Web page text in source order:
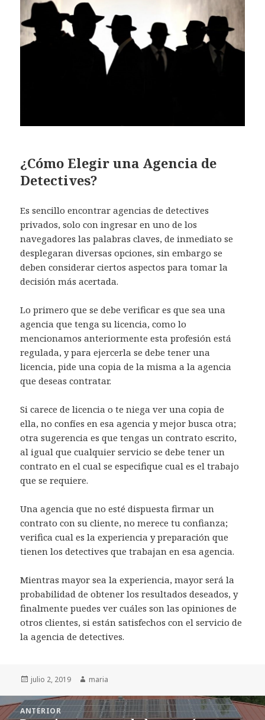
¿Cómo Elegir una Agencia de
Detectives?
Es sencillo encontrar agencias de detectives
privados, solo con ingresar en uno de los
navegadores las palabras claves, de inmediato se
desplegaran diversas opciones, sin embargo se
deben considerar ciertos aspectos para tomar la
decisión más acertada.
Lo primero que se debe verificar es que sea una
agencia que tenga su licencia, como lo
mencionamos anteriormente esta profesión está
regulada, y para ejercerla se debe tener una
licencia, pide una copia de la misma a la agencia
que deseas contratar.
Si carece de licencia o te niega ver una copia de
ella, no confíes en esa agencia y mejor busca otra;
otra sugerencia es que tengas un contrato escrito,
al igual que cualquier servicio se debe tener un
contrato en el cual se especifique cual es el trabajo
que se requiere.
Una agencia que no esté dispuesta firmar un
contrato con su cliente, no merece tu confianza;
verifica cual es la experiencia y preparación que
tienen los detectives que trabajan en esa agencia.
Mientras mayor sea la experiencia, mayor será la
probabilidad de obtener los resultados deseados, y
finalmente puedes ver cuáles son las opiniones de
otros clientes, si están satisfechos con el servicio de
la agencia de detectives.
Publicado
julio 2, 2019 Autor
maria
Navegación
de
ANTERIOR